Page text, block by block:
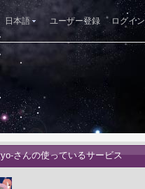
日本語 ユーザー登録 ログイン
さんの使っているサービス